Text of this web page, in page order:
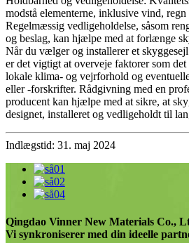
modstå elementerne, inklusive vind,
Regelmæssig vedligeholdelse, såsom
og beslag, kan hjælpe med at forlænge
Når du vælger og installerer et
er det vigtigt at overveje faktorer som
lokale klima- og vejrforhold og
eller -forskrifter. Rådgivning med en
producent kan hjælpe med at sikre, at
designet, installeret og vedligeholdt til
Indlægstid: 31. maj 2024
Qingdao Vinner New Materials Co.,
Vi synkroniserer med din ideelle